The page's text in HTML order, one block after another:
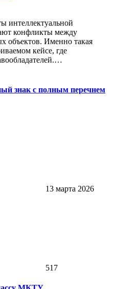
интеллектуальной
конфликты между
объектов. Именно такая
кейсе, где
знак с полным перечнем
13 марта 2026
517